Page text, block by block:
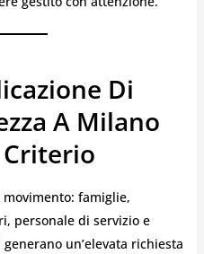
Di
A Milano
Criterio
famiglie,
personale di servizio e
un’elevata richiesta